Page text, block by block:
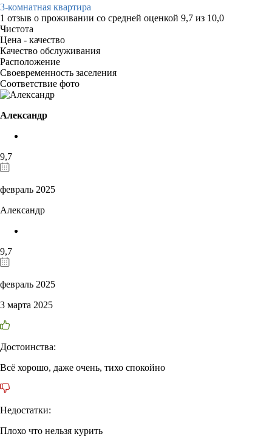
3-комнатная квартира
1 отзыв о проживании со средней оценкой 9,7 из 10,0
Чистота
Цена - качество
Качество обслуживания
Расположение
Своевременность заселения
Соответствие фото
Александр
9,7
февраль 2025
Александр
9,7
февраль 2025
3 марта 2025
Достоинства:
Всё хорошо, даже очень, тихо спокойно
Недостатки:
Плохо что нельзя курить